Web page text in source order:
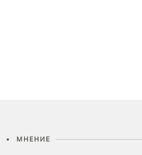
• МНЕНИЕ